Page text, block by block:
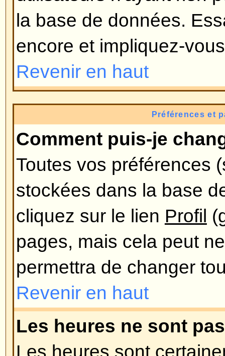
Comment puis-je montrer
de mon nom d'utilisateur ?
Il peut y avoir deux images
lorsque vous lisez des
l'image associée avec votre
prennent la forme d'étoiles ou
combien de messages vous
sur le forum. En-dessous de
une image plus grande
généralement unique ou
utilisateur. C'est à
avatars et de choisir la manière
disponibles. Si vous ne pouvez
cela voudra alors dire que
ainsi, vous pouvez le contacter
les raisons (nous sommes sûr
!).
Revenir en haut